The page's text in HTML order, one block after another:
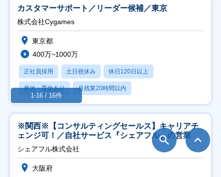
カスタマーサポート／リーダー候補／東京
株式会社Cygames
東京都
400万~1000万
正社員採用 土日祝休み 休日120日以上
産休・育休あり 月残業20時間以内
※関西※【コンサルティングセールス】キャリアチ
ェンジ可！／自社サービス『シェアフル』の営業
シェアフル株式会社
大阪府
1-16 / 16件